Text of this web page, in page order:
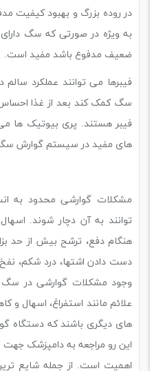
در روده بزرگ و بهبود کیفیت
به ویژه در صورتی که سگ
ضعیف مدفوع باشد مفید است.
فیبرها می توانند عملکرد
سگ کمک کند بعد از غذا
فیبر هستند. پری بیوتیک ها
های مفید در سیستم گوارش
مشکلات گوارشی محدود به
توانند به آن دچار شوند.
هنگام دفع، ترشح بیش از حد
دست دادن اشتها، درد شکم،
وجود مشکلات گوارشی در سگ
علائم مانند استفراغ، اسهال و
های دیگری باشند که دستگاه
این رو مراجعه به دامپزشک
اهمیت است. از جمله شایع